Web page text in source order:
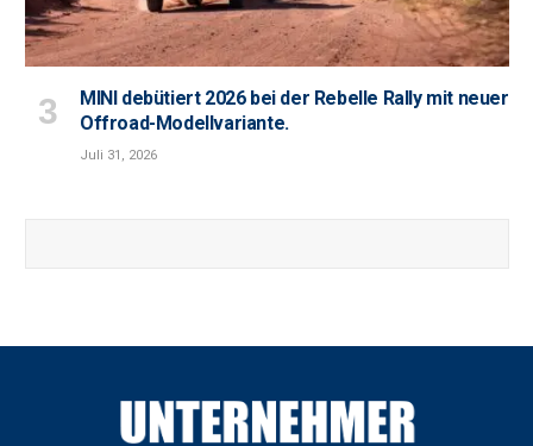
MINI debütiert 2026 bei der Rebelle Rally mit neuer
Offroad-Modellvariante.
Juli 31, 2026